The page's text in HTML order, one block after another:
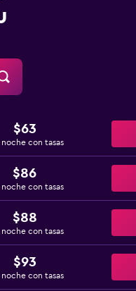
$63
noche con tasas
$86
noche con tasas
$88
noche con tasas
$93
noche con tasas